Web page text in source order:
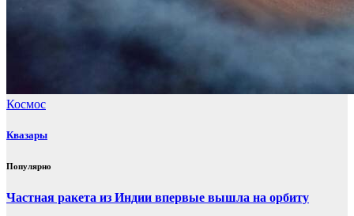
Космос
Квазары
Популярно
Частная ракета из Индии впервые вышла на орбиту